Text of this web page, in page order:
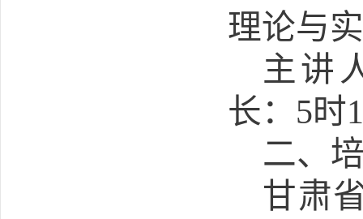
理论与
主讲
长： 5时
二、
甘肃